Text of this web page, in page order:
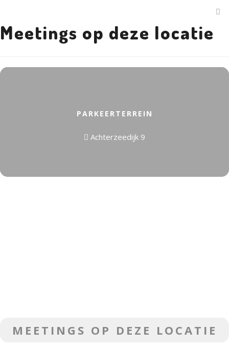
Meetings op deze locatie
PARKEERTERREIN
Achterzeedijk 9
MEETINGS OP DEZE LOCATIE